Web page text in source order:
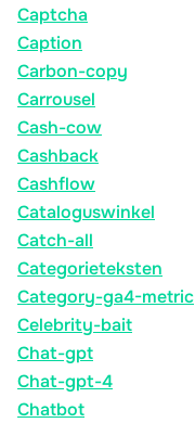
Captcha
Caption
Carbon-copy
Carrousel
Cash-cow
Cashback
Cashflow
Cataloguswinkel
Catch-all
Categorieteksten
Category-ga4-metric
Celebrity-bait
Chat-gpt
Chat-gpt-4
Chatbot